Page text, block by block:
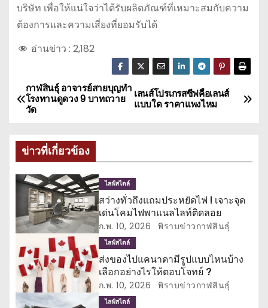
บริษัท เพื่อให้แน่ใจว่าได้รับผลิตภัณฑ์ที่เหมาะสมกับความ
ต้องการและความเสี่ยงที่ยอมรับได้
อ่านข่าว : 2,182
แ
น
ะ
แ
น
ว
เ
รื่
อ
เลนส์โปรเกรสซีฟคือเลนส์
แบบใด ราคาแพงไหม
กาฬสินธุ์ อาจารย์สายบุญทำ
โรงทานดูดวง 9 บาทถวาย
วัด
ข่าวที่เกี่ยวข้อง
ไลฟ์สไตล์
สว่างทั่วถึงแถมประหยัดไฟ ! เจาะจุด
เด่นโคมไฟพาแนลไลท์ติดลอย
ก.พ. 10, 2026 พิราบข่าวกาฬสินธุ์
ไลฟ์สไตล์
ส่งของไปแคนาดามีรูปแบบไหนบ้าง
เลือกอย่างไรให้ตอบโจทย์ ?
ก.พ. 10, 2026 พิราบข่าวกาฬสินธุ์
ไลฟ์สไตล์